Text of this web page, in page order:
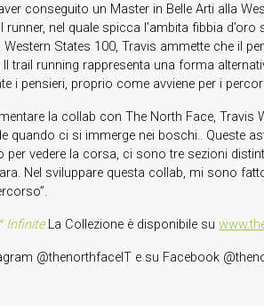
conseguito un Master in Belle Arti alla
runner, nel quale spicca l’ambita fibbia
Western States 100, Travis ammette che il
Il trail running rappresenta una forma
i pensieri, proprio come avviene per i
la collab con The North Face, Travis
ci si immerge nei boschi.. Queste
vedere la corsa, ci sono tre sezioni
Nel sviluppare questa collab, mi sono
Infinite.La Collezione è disponibile su
@thenorthfaceIT e su Facebook